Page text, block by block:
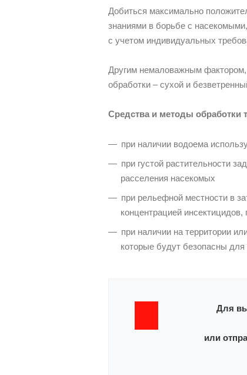
Добиться максимально
знаниями в борьбе с
с учетом индивидуальных
Другим немаловажным
обработки – сухой и
Средства и методы обработки
при наличии водоема
при густой растительности
расселения насекомых
при рельефной местности в
концентрацией
при наличии на территории
которые будут безопасны для
Для
или